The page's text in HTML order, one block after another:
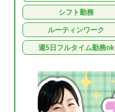
シフト勤務
ルーティンワーク
週5日フルタイム勤務ok